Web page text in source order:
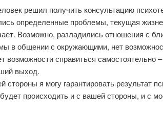
решил получить консультацию
определенные проблемы, текущая
Возможно, разладились отношения с
в общении с окружающими, нет
возможности справиться самостоятельно
выход.
стороны я могу гарантировать результат
происходить и с вашей стороны, и с